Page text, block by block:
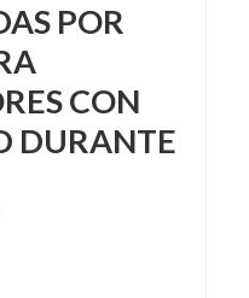
POR
CON
DURANTE